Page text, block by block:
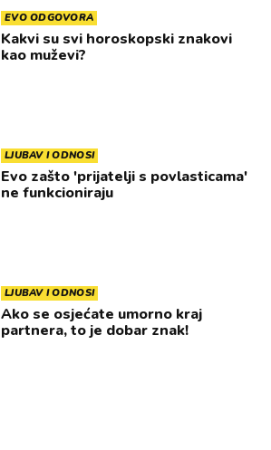
EVO ODGOVORA
Kakvi su svi horoskopski znakovi
kao muževi?
LJUBAV I ODNOSI
Evo zašto 'prijatelji s povlasticama'
ne funkcioniraju
LJUBAV I ODNOSI
Ako se osjećate umorno kraj
partnera, to je dobar znak!